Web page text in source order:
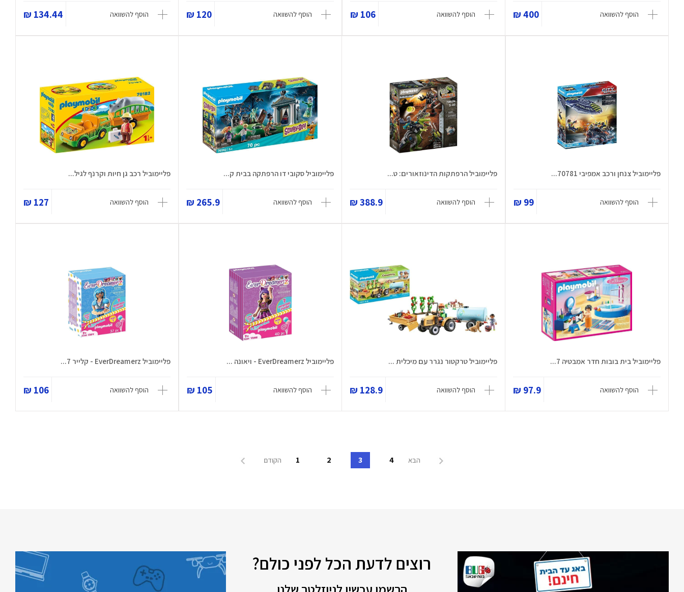
הוסף להשוואה 400 ₪ הוסף להשוואה 106 ₪ הוסף להשוואה 120 ₪ הוסף להשוואה 134.44 ₪
פליימוביל צנחן ורכב אמפיבי 70781...
הוסף להשוואה 99 ₪
פליימוביל הרפתקות הדינוזאורים: ט...
הוסף להשוואה 388.9 ₪
פליימוביל סקובי דו הרפתקה בבית ק...
הוסף להשוואה 265.9 ₪
פליימוביל רכב גן חיות וקרנף לגיל...
הוסף להשוואה 127 ₪
פליימוביל בית בובות חדר אמבטיה 7...
הוסף להשוואה 97.9 ₪
פליימוביל טרקטור נגרר עם מיכלית ...
הוסף להשוואה 128.9 ₪
פליימוביל EverDreamerz - ויאונה ...
הוסף להשוואה 105 ₪
פליימוביל EverDreamerz - קלייר 7...
הוסף להשוואה 106 ₪
הבא 4
3
2
1 הקודם
רוצים לדעת הכל לפני כולם?